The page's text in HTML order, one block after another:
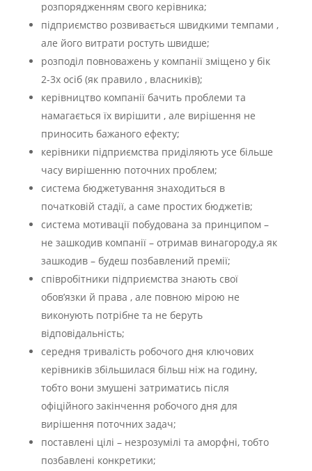
розпорядженням свого керівника;
підприємство розвивається швидкими темпами ,
але його витрати ростуть швидше;
розподіл повноважень у компанії зміщено у бік
2-3х осіб (як правило , власників);
керівництво компанії бачить проблеми та
намагається їх вирішити , але вирішення не
приносить бажаного ефекту;
керівники підприємства приділяють усе більше
часу вирішенню поточних проблем;
система бюджетування знаходиться в
початковій стадії, а саме простих бюджетів;
система мотивації побудована за принципом –
не зашкодив компанії – отримав винагороду,а як
зашкодив – будеш позбавлений премії;
співробітники підприємства знають свої
обов’язки й права , але повною мірою не
виконують потрібне та не беруть
відповідальність;
середня тривалість робочого дня ключових
керівників збільшилася більш ніж на годину,
тобто вони змушені затриматись після
офіційного закінчення робочого дня для
вирішення поточних задач;
поставлені цілі – незрозумілі та аморфні, тобто
позбавлені конкретики;